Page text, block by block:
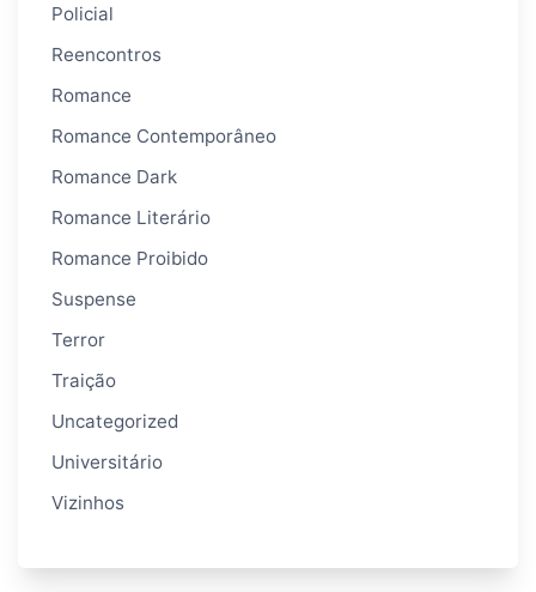
Policial
Reencontros
Romance
Romance Contemporâneo
Romance Dark
Romance Literário
Romance Proibido
Suspense
Terror
Traição
Uncategorized
Universitário
Vizinhos